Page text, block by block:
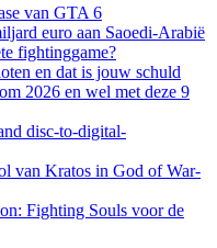
van GTA 6
euro aan Saoedi-Arabië
fightinggame?
en dat is jouw schuld
2026 en wel met deze 9
disc-to-digital-
van Kratos in God of War-
Fighting Souls voor de